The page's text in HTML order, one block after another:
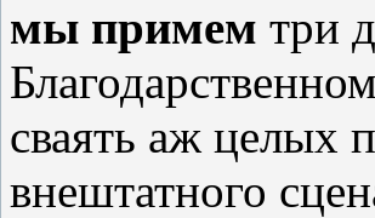
мы примем три
сваять аж целых
внештатного